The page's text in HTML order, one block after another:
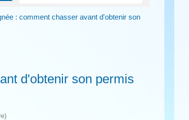
: comment chasser avant d'obtenir son
d'obtenir son permis